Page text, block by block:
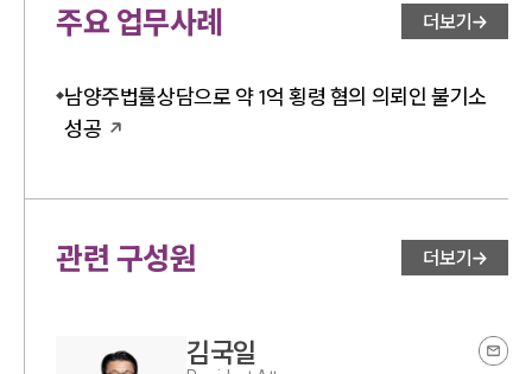
주요 업무사례 더보기
남양주법률상담으로 약 1억 횡령 혐의 의뢰인 불기소
성공
관련 구성원 더보기
김국일